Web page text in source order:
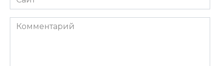
Комментарий